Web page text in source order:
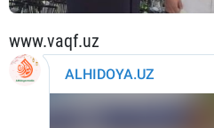
www.vaqf.uz